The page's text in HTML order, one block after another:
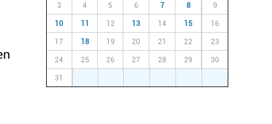
3 4 5 6 7 8 9
10 11 12 13 14 15 16
17 18 19 20 21 22 23
24 25 26 27 28 29 30
31